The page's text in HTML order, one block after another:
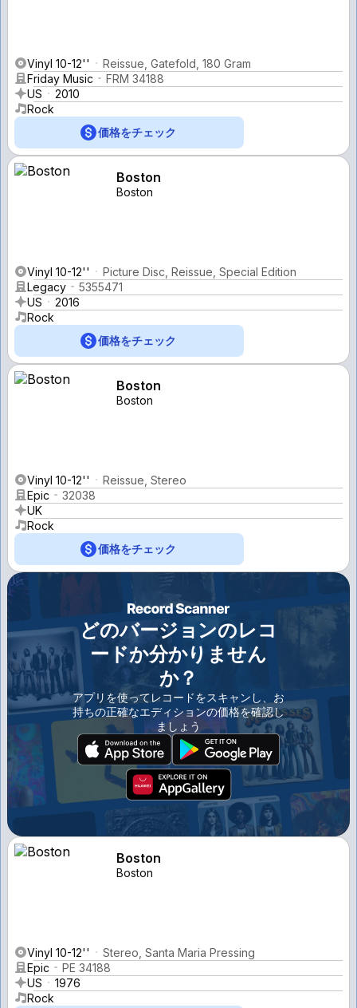
Vinyl 10-12''
Reissue, Gatefold, 180 Gram
Friday Music
FRM 34188
US
2010
Rock
価格をチェック
Boston
Boston
Vinyl 10-12''
Picture Disc, Reissue, Special Edition
Legacy
5355471
US
2016
Rock
価格をチェック
Boston
Boston
Vinyl 10-12''
Reissue, Stereo
Epic
32038
UK
Rock
価格をチェック
どのバージョンのレコ
ードか分かりません
か？
アプリを使ってレコードをスキャンし、お
持ちの正確なエディションの価格を確認し
ましょう
Boston
Boston
Vinyl 10-12''
Stereo, Santa Maria Pressing
Epic
PE 34188
US
1976
Rock